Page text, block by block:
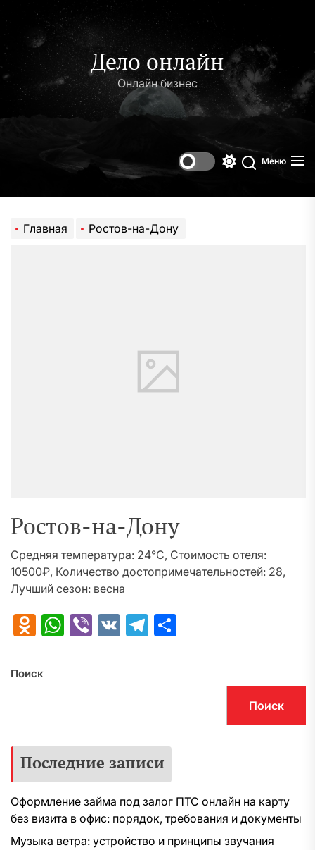
содержимому
Дело онлайн
Онлайн бизнес
Поиск
Меню
Главная Ростов-на-Дону
Ростов-на-Дону
Средняя температура: 24°C, Стоимость отеля:
10500₽, Количество достопримечательностей: 28,
Лучший сезон: весна
Odnoklassniki
WhatsApp
Viber
VK Telegram
Поиск
Поиск
Последние записи
Оформление займа под залог ПТС онлайн на карту
без визита в офис: порядок, требования и документы
Музыка ветра: устройство и принципы звучания